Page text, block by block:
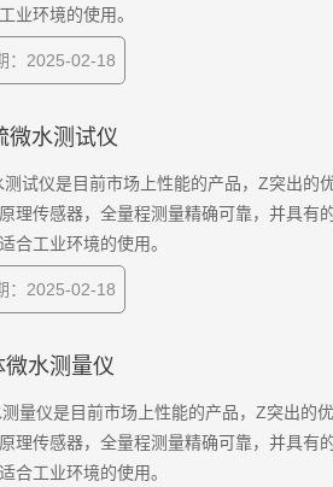
业环境的使用。
：2025-02-18
微水测试仪
试仪是目前市场上性能的产品，Z突出的
理传感器，全量程测量精确可靠，并具有
合工业环境的使用。
：2025-02-18
水测量仪
量仪是目前市场上性能的产品，Z突出的
理传感器，全量程测量精确可靠，并具有
合工业环境的使用。